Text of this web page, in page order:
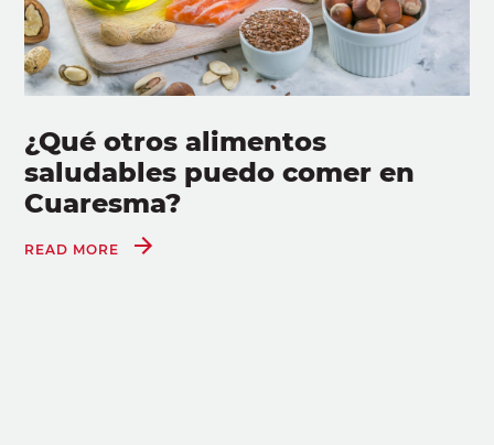
¿Qué otros alimentos
saludables puedo comer en
Cuaresma?
READ MORE